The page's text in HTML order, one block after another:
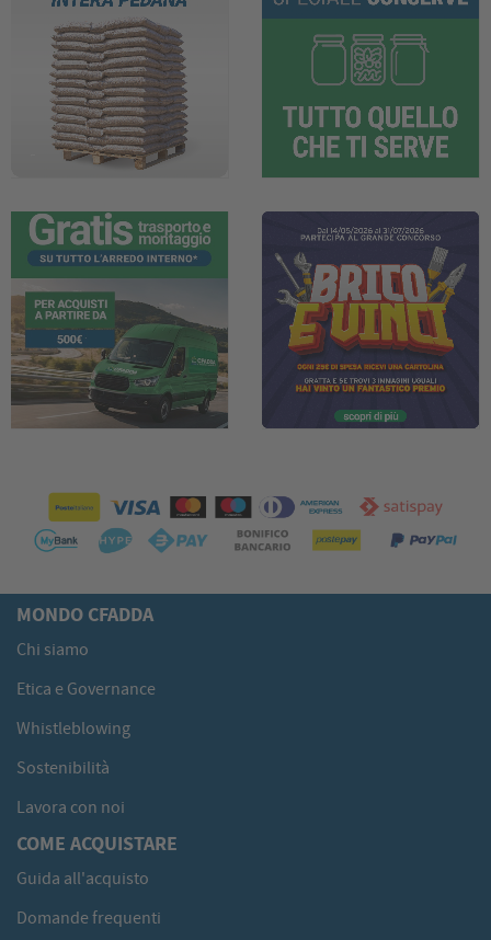
MONDO CFADDA
Chi siamo
Etica e Governance
Whistleblowing
Sostenibilità
Lavora con noi
COME ACQUISTARE
Guida all'acquisto
Domande frequenti